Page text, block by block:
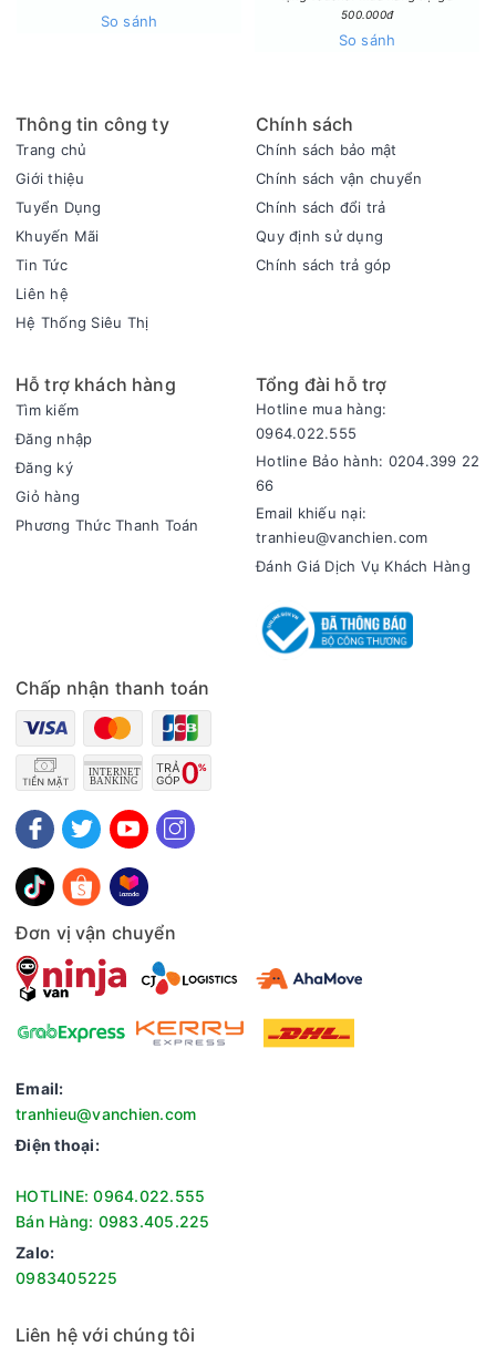
Công nghệ Twin Inverter tiết kiệm điện năng
Tủ Lạnh Aqua Inverter 569 Lít AQR-S633XA(SL) được trang
bị công nghệ Inverter tiên tiến, đảm bảo nhiệt độ luôn ổn
nghệ này vận hành êm ái, giảm thiểu tiếng ồn, mang đến sự
thoải mái tối đa, đặc biệt lý tưởng cho những không gian cần
Chức năng ngày nghỉ Holiday
Chức năng Holiday giúp tủ lạnh duy trì nhiệt độ ổn định khi
không sử dụng trong thời gian dài, tiết kiệm điện năng, không
gây mùi hôi và hạn chế nấm mốc. Chức năng này đặc biệt
hữu ích cho các gia đình thường xuyên đi công tác hoặc du
Tủ Lạnh Aqua Inverter 569 Lít AQR-S633XA(SL) đáp ứng nhu
cầu lưu trữ thực phẩm đa dạng của gia đình. Sản phẩm là lựa
có thiết kế hiện đại, dung tích lớn cùng các công nghệ tiên
tiến như H-DEO Fresh, Twin Inverter, làm lạnh đa chiều,...
Thông số kỹ thuật Tủ Lạnh Aqua Inverter 569 Lít AQR-
S633XA(SL)
Loại tủ:Side by side
Dung tích thực:569 lít
Công nghệ tiết kiệm điện:Twin Inverter
Chỉnh nhiệt độ:Bảng điều khiển cảm ứng
Công nghệ bảo quản thực phẩm:Ngăn ẩm HCS giữ thực
phẩm tươi ngon
Công nghệ kháng khuẩn, khử mùi:H-DEO Fresh
Tính năng khác: Hệ thống đèn LED, Chức năng ngày nghỉ
Holiday
Công suất tiêu thụ:1.39 kW/ngày
Chất liệu cửa tủ lạnh:Thép
Trọng lượng:96 kg
Hãng sản xuất:Aqua (Thương hiệu: Nhật Bản)
Sản xuất tại:Thái Lan
Bảo hành:24 tháng.
So sánh
500.000đ
So sánh
Thông tin công ty
Trang chủ
Giới thiệu
Tuyển Dụng
Khuyến Mãi
Tin Tức
Liên hệ
Hệ Thống Siêu Thị
Chính sách
Chính sách bảo mật
Chính sách vận chuyển
Chính sách đổi trả
Quy định sử dụng
Chính sách trả góp
Hỗ trợ khách hàng
Tìm kiếm
Đăng nhập
Đăng ký
Giỏ hàng
Phương Thức Thanh Toán
Tổng đài hỗ trợ
Hotline mua hàng:
0964.022.555
Hotline Bảo hành: 0204.399 22
66
Email khiếu nại:
tranhieu@vanchien.com
Đánh Giá Dịch Vụ Khách Hàng
Chấp nhận thanh toán
Đơn vị vận chuyển
Email:
tranhieu@vanchien.com
Điện thoại:
HOTLINE: 0964.022.555
Bán Hàng: 0983.405.225
Zalo:
0983405225
Liên hệ với chúng tôi